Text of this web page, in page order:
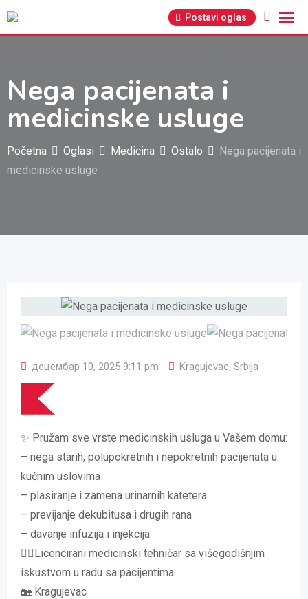
Pređi
Postavi oglas
Nega pacijenata i
medicinske usluge
Početna Oglasi Medicina Ostalo
Nega pacijenata i
medicinske usluge
децембар 10, 2025 9:11 pm Kragujevac, Srbija
✨ Pružam sve vrste medicinskih usluga u Vašem domu:
– nega starih, polupokretnih i nepokretnih pacijenata u
kućnim uslovima
– plasiranje i zamena urinarnih katetera
– previjanje dekubitusa i drugih rana
– davanje infuzija i injekcija.
🧑‍⚕️Licencirani medicinski tehničar sa višegodišnjim
iskustvom u radu sa pacijentima.
🏡 Kragujevac